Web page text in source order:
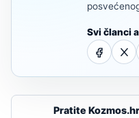
Svi članci
Pratite